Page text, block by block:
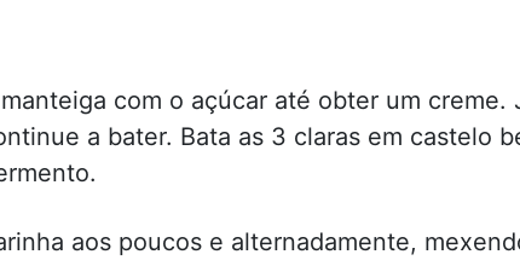
com o açúcar até obter um creme.
a bater. Bata as 3 claras em castelo
aos poucos e alternadamente,